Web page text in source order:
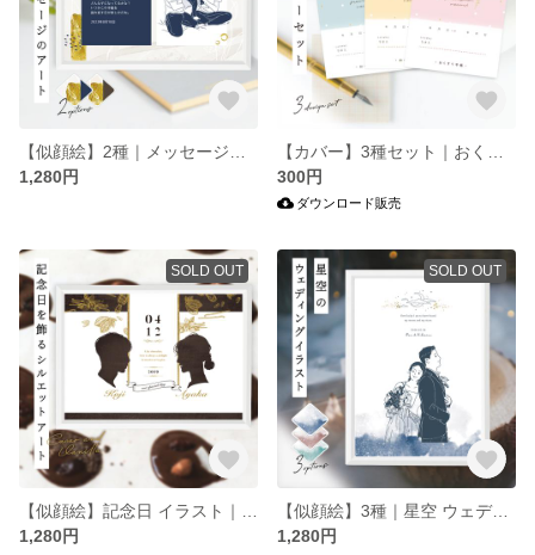
1,280円
300円
ダウンロード販売
SOLD OUT
1,280円
SOLD OUT
【似顔絵】3種｜星空 ウェディングアイテム｜シンプル線画イラスト・ブライダルグッズ｜水彩風カラー 結婚式 ウェルカムボード【データ / ポストカード（はがき）付】
1,280円